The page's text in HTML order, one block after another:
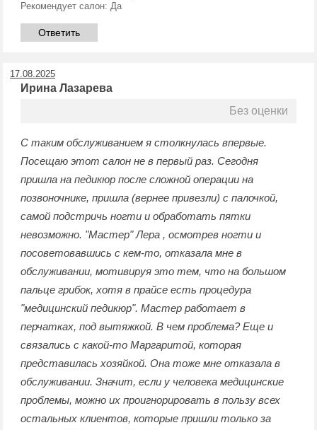
Рекомендует салон: Да
Ответить
17.08.2025
Ирина Лазарева
Без оценки
С таким обслуживанием я столкнулась впервые.
Посещаю этот салон не в первый раз. Сегодня
пришла на педикюр после сложной операции на
позвоночнике, пришла (вернее привезли) с палочкой,
самой подстричь ногти и обработать пятки
невозможно. "Мастер" Лера , осмотрев ногти и
посоветовавшись с кем-то, отказала мне в
обслуживании, мотивируя это тем, что на большом
пальце грибок, хотя в прайсе есть процедура
"медицинский педикюр". Мастер работает в
перчатках, под вытяжкой. В чем проблема? Еще и
связались с какой-то Маргаритой, которая
представилась хозяйкой. Она тоже мне отказала в
обслуживании. Значит, если у человека медицинские
проблемы, можно их проигнорировать в пользу всех
остальных клиентов, которые пришли только за